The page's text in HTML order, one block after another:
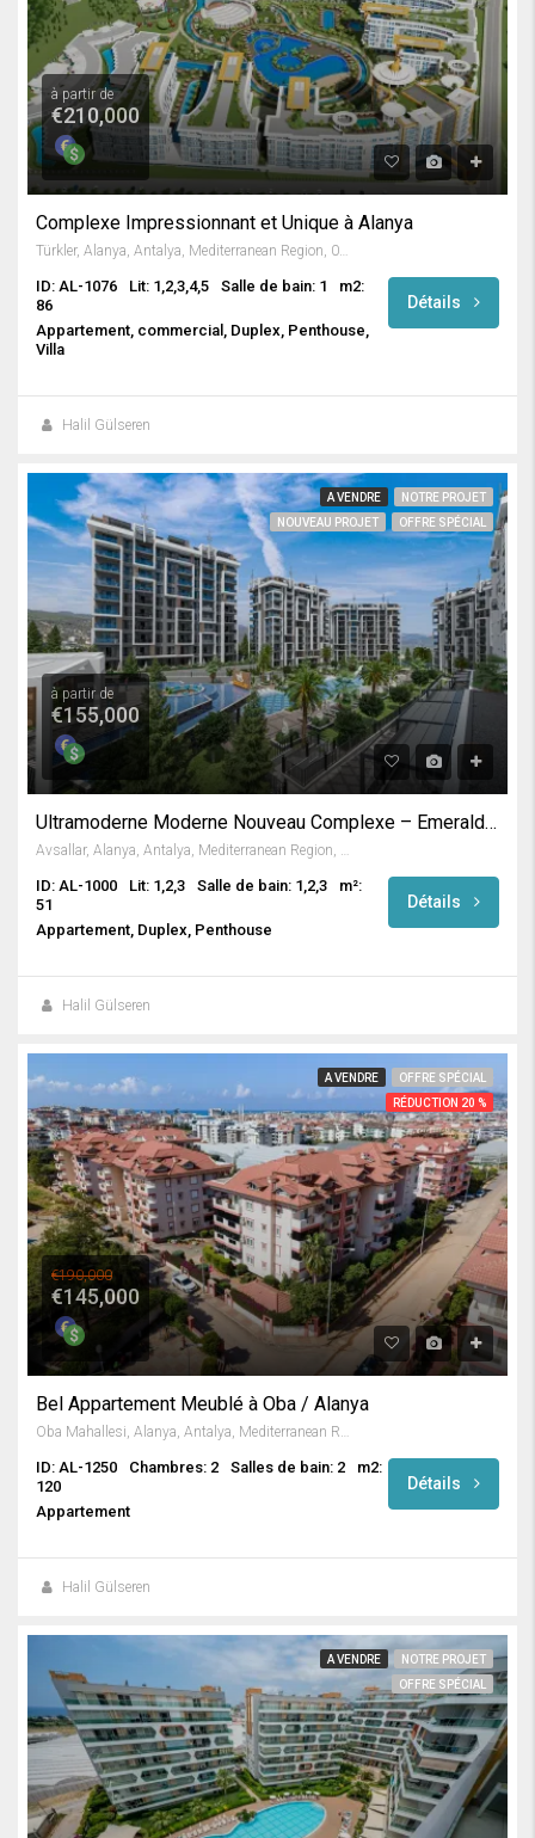
à partir de
€210,000
Complexe Impressionnant et Unique à Alanya
ID: AL-1076 Lit: 1,2,3,4,5 Salle de bain: 1
m2:
86
Appartement, commercial, Duplex, Penthouse,
Villa
Détails
Halil Gülseren
A VENDRE
NOTRE PROJET
NOUVEAU PROJET
OFFRE SPÉCIAL
à partir de
€155,000
Ultramoderne Moderne Nouveau Complexe – Emerald Grand Deluxe
Avsallar, Alanya, Antalya, Mediterranean Region, Turkey
ID: AL-1000 Lit: 1,2,3 Salle de bain: 1,2,3
m²:
51
Appartement, Duplex, Penthouse
Détails
Halil Gülseren
A VENDRE
OFFRE SPÉCIAL
RÉDUCTION 20 %
€190,000
€145,000
Bel Appartement Meublé à Oba / Alanya
ID: AL-1250 Chambres: 2 Salles de bain: 2
m2:
120
Appartement
Détails
Halil Gülseren
A VENDRE
NOTRE PROJET
OFFRE SPÉCIAL